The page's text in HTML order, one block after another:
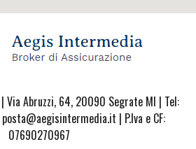
| Via Abruzzi, 64, 20090 Segrate MI | Tel:
| P.Iva e CF:
07690270967